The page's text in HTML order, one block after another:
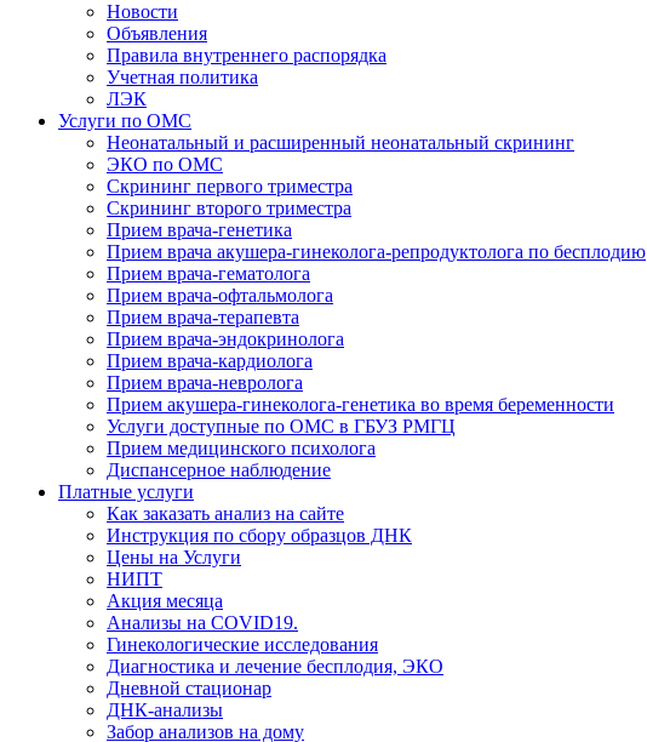
Новости
Объявления
Правила внутреннего распорядка
Учетная политика
ЛЭК
Услуги по ОМС
Неонатальный и расширенный неонатальный скрининг
ЭКО по ОМС
Скрининг первого триместра
Скрининг второго триместра
Прием врача-генетика
Прием врача акушера-гинеколога-репродуктолога по бесплодию
Прием врача-гематолога
Прием врача-офтальмолога
Прием врача-терапевта
Прием врача-эндокринолога
Прием врача-кардиолога
Прием врача-невролога
Прием акушера-гинеколога-генетика во время беременности
Услуги доступные по ОМС в ГБУЗ РМГЦ
Прием медицинского психолога
Диспансерное наблюдение
Платные услуги
Как заказать анализ на сайте
Инструкция по сбору образцов ДНК
Цены на Услуги
НИПТ
Акция месяца
Анализы на COVID19.
Гинекологические исследования
Диагностика и лечение бесплодия, ЭКО
Дневной стационар
ДНК-анализы
Забор анализов на дому